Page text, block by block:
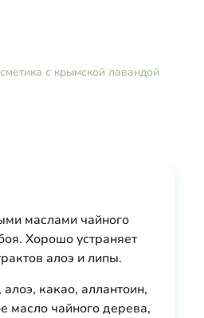
с крымской лавандой
маслами чайного
Хорошо устраняет
алоэ и липы.
какао, аллантоин,
масло чайного дерева,